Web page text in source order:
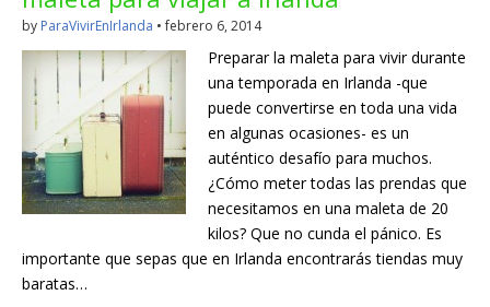
Blog dedicado a los que viven, estudian y trabajan en
Irlanda!
by ParaVivirEnIrlanda •febrero 6, 2014
Preparar la maleta para vivir durante
una temporada en Irlanda -que
puede convertirse en toda una vida
en algunas ocasiones- es un
auténtico desafío para muchos.
¿Cómo meter todas las prendas que
necesitamos en una maleta de 20
kilos? Que no cunda el pánico. Es
importante que sepas que en Irlanda encontrarás tiendas muy
baratas…